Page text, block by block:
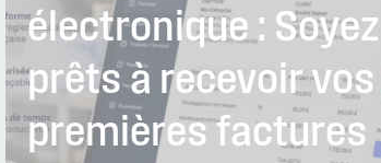
électronique : Soyez
prêts à recevoir vos
premières factures